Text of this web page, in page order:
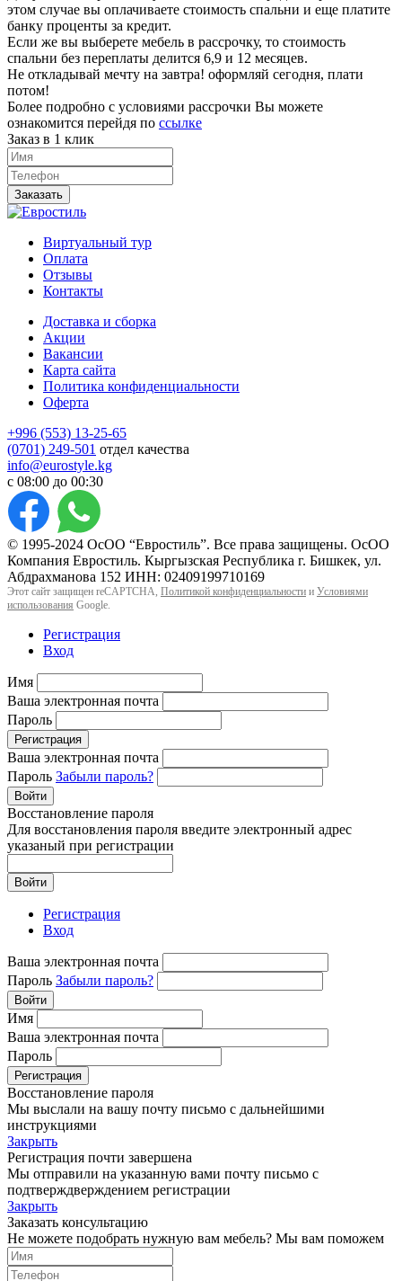
этом случае вы оплачиваете стоимость спальни и еще платите
банку проценты за кредит.
Если же вы выберете мебель в рассрочку, то стоимость
спальни без переплаты делится 6,9 и 12 месяцев.
Не откладывай мечту на завтра! оформляй сегодня, плати
потом!
Более подробно с условиями рассрочки Вы можете
ознакомится перейдя по ссылке
Заказ в 1 клик
Заказать
Виртуальный тур
Оплата
Отзывы
Контакты
Доставка и сборка
Акции
Вакансии
Карта сайта
Политика конфиденциальности
Оферта
+996 (553) 13-25-65
(0701) 249-501 отдел качества
info@eurostyle.kg
с 08:00 до 00:30
© 1995-2024 ОсОО “Евростиль”. Все права защищены. ОсОО
Компания Евростиль. Кыргызская Республика г. Бишкек, ул.
Абдрахманова 152 ИНН: 02409199710169
Этот сайт защищен reCAPTCHA, Политикой конфиденциальности и Условиями
использования Google.
Регистрация
Вход
Имя
Ваша электронная почта
Пароль
Регистрация
Ваша электронная почта
Пароль Забыли пароль?
Войти
Восстановление пароля
Для восстановления пароля введите электронный адрес
указаный при регистрации
Войти
Регистрация
Вход
Ваша электронная почта
Пароль Забыли пароль?
Войти
Имя
Ваша электронная почта
Пароль
Регистрация
Восстановление пароля
Мы выслали на вашу почту письмо с дальнейшими
инструкциями
Закрыть
Регистрация почти завершена
Мы отправили на указанную вами почту письмо с
подтверждверждением регистрации
Закрыть
Заказать консультацию
Не можете подобрать нужную вам мебель? Мы вам поможем